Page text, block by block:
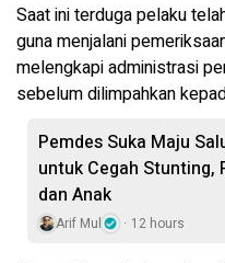
Saat ini terduga pelaku
guna menjalani
melengkapi administrasi
sebelum dilimpahkan
Pemdes Suka Maju
untuk Cegah Stunting,
dan Anak
Arif Mul 12 hours